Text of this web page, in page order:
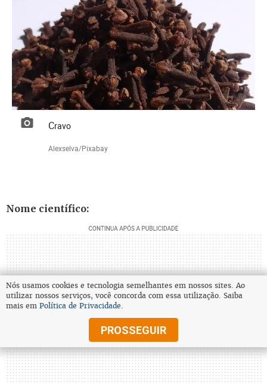
Cravo
Alexselva/Pixabay
Nome científico:
Nós usamos cookies e tecnologia semelhantes em nossos sites. Ao
utilizar nossos serviços, você concorda com essa utilização. Saiba
mais em Política de Privacidade.
PROSSEGUIR